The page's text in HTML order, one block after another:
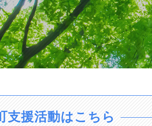
支援活動はこちら